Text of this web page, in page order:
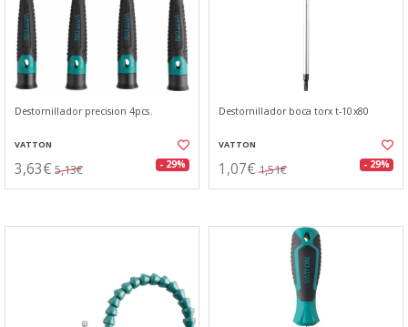
Destornillador precision 4pcs.
VATTON
3,63€ 5,13€ - 29%
Destornillador boca torx t-10x80
VATTON
1,07€ 1,51€ - 29%